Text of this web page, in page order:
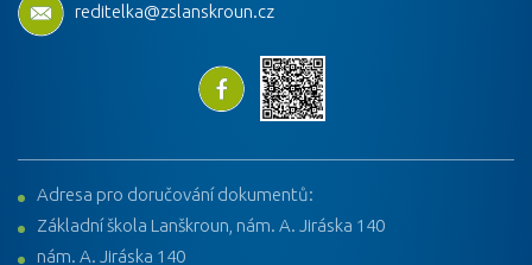
reditelka@zslanskroun.cz
Adresa pro doručování dokumentů:
Základní škola Lanškroun, nám. A. Jiráska 140
nám. A. Jiráska 140